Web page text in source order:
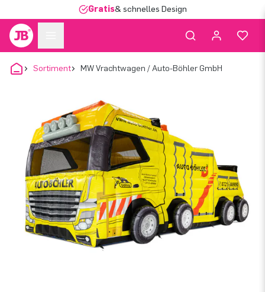
Gratis& schnelles Design
Sortiment MW Vrachtwagen / Auto-Böhler GmbH